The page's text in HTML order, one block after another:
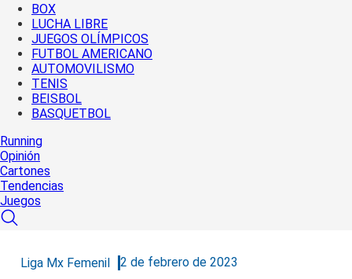
BOX
LUCHA LIBRE
JUEGOS OLÍMPICOS
FUTBOL AMERICANO
AUTOMOVILISMO
TENIS
BEISBOL
BASQUETBOL
Running
Opinión
Cartones
Tendencias
Juegos
Liga Mx Femenil 2 de febrero de 2023